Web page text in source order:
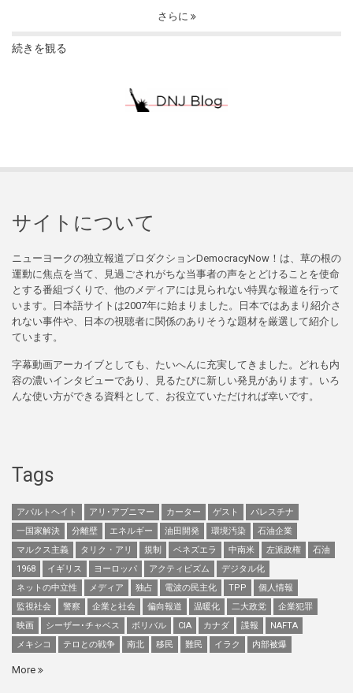
さらに
続きを観る
サイトについて
ニューヨークの独立報道プロダクションDemocracyNow！は、草の根の
運動に焦点を当て、見過ごされがちな当事者の声をとどけることを使命
とする番組づくりで、他のメディアには見られない特異な報道を行って
います。日本語サイトは2007年に始まりました。日本ではあまり紹介さ
れない事件や、日本の視聴者に関係のありそうな題材を厳選して紹介し
ています。
字幕動画アーカイブとしても、たいへんに充実してきました。どれも内
容の濃いインタビューであり、見るたびに新しい発見があります。いろ
んな使い方ができる資料として、お役立ていただければ幸いです。
Tags
アパルトヘイト アリ･アブニマー カーター ゲスト
パレスチナ
一国家解決
分離壁 エネルギー 油田開発 環境汚染
石油企業
マルクス主義
タリク・アリ 規制 ベネズエラ 中南米 左派政権
石油
1968
イギリス ヨーロッパ アクティビズム
デジタル化
ネットの中立性
メディア 独占 電波の民主化 TPP
個人情報
監視社会
警察 企業と社会 偏向報道 温暖化 二大政党
企業犯罪
映画
シーザー･チャベス ボリバル CIA カナダ 諜報
NAFTA
メキシコ
テロとの戦争 南北 移民 難民 イラク 内部被爆
More